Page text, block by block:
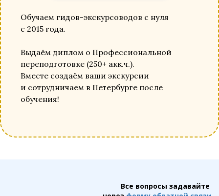
Обучаем гидов-экскурсоводов с нуля
с 2015 года.
Выдаём диплом о Профессиональной
переподготовке (250+ акк.ч.).
Вместе создаём ваши экскурсии
и сотрудничаем в Петербурге после
обучения!
Все вопросы задавайте